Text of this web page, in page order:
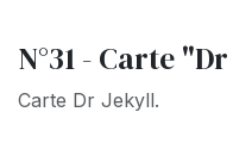
N°31 - Carte
Carte Dr Jekyll.